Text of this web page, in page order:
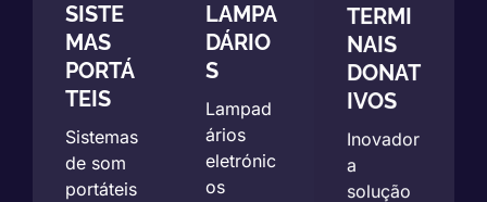
SISTE
MAS
PORTÁ
TEIS
Sistemas
de som
portáteis
LAMPA
DÁRIO
S
Lampad
ários
eletrónic
os
TERMI
NAIS
DONAT
IVOS
Inovador
a
solução